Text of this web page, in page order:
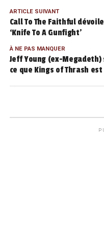
ARTICLE SUIVANT
Call To The Faithful
‘Knife To A Gunfight’
À NE PAS MANQUER
Jeff Young (ex-
ce que Kings of Thrash